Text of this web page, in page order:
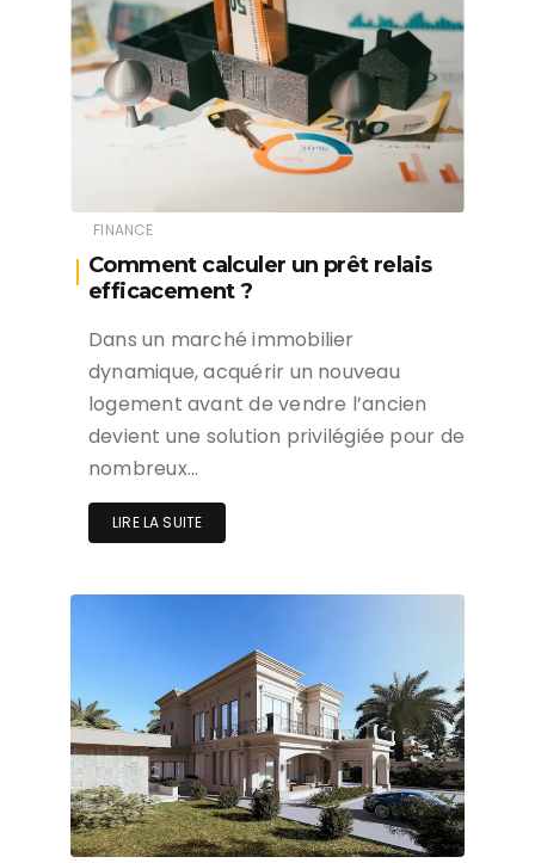
FINANCE
Comment calculer un prêt relais
efficacement ?
Dans un marché immobilier
dynamique, acquérir un nouveau
logement avant de vendre l’ancien
devient une solution privilégiée pour de
nombreux…
LIRE LA SUITE